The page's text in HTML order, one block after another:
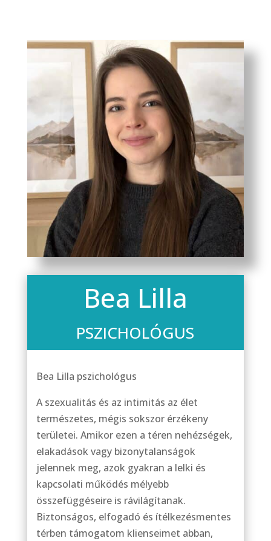
Bea Lilla
PSZICHOLÓGUS
Bea Lilla pszichológus
A szexualitás és az intimitás az élet
természetes, mégis sokszor érzékeny
területei. Amikor ezen a téren nehézségek,
elakadások vagy bizonytalanságok
jelennek meg, azok gyakran a lelki és
kapcsolati működés mélyebb
összefüggéseire is rávilágítanak.
Biztonságos, elfogadó és ítélkezésmentes
térben támogatom klienseimet abban,